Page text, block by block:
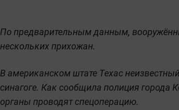
По предварительным данным,
нескольких прихожан.
В американском штате Техас
синагоге. Как сообщила полиция города
органы проводят спецоперацию.